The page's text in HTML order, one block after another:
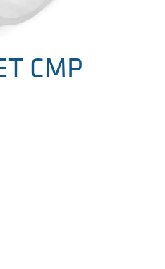
CMP